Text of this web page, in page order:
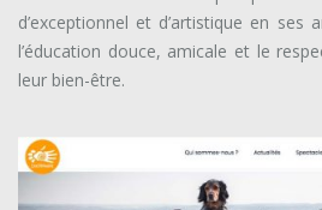
d’exceptionnel et d’artistique en ses
l’éducation douce, amicale et le
leur bien-être.